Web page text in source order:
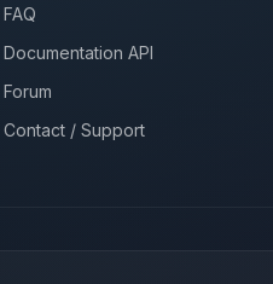
FAQ
Documentation API
Forum
Contact / Support